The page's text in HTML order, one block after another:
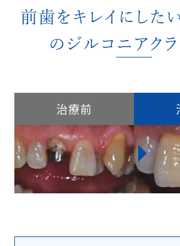
前歯をキレイにした
のジルコニアクラ
治療前